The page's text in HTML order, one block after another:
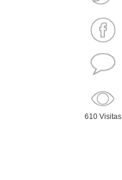
610 Visitas